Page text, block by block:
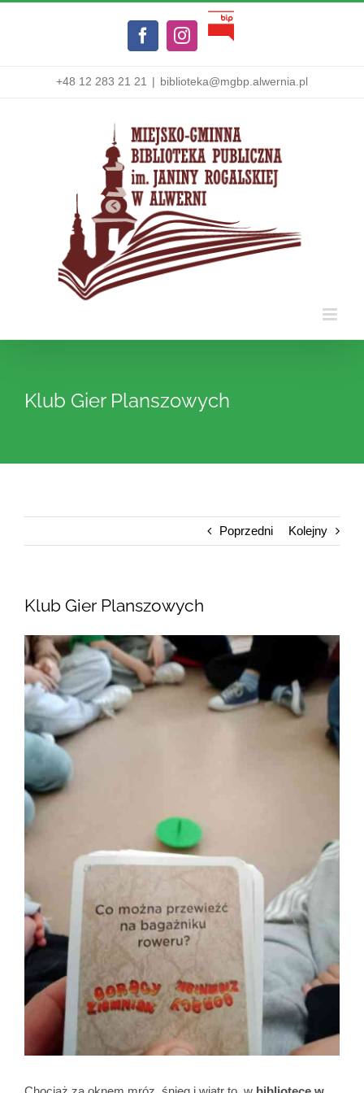
FacebookInstagram
Biuletyn
+48 12 283 21 21 | biblioteka@mgbp.alwernia.pl
Klub Gier Planszowych
Poprzedni Kolejny
Klub Gier Planszowych
Pokaż
większy
obrazek